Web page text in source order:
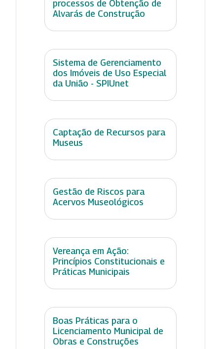
processos de Obtenção de
Alvarás de Construção
Sistema de Gerenciamento
dos Imóveis de Uso Especial
da União - SPIUnet
Captação de Recursos para
Museus
Gestão de Riscos para
Acervos Museológicos
Vereança em Ação:
Princípios Constitucionais e
Práticas Municipais
Boas Práticas para o
Licenciamento Municipal de
Obras e Construções